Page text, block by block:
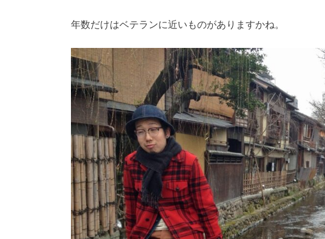
年数だけはベテランに近いものがありますかね。